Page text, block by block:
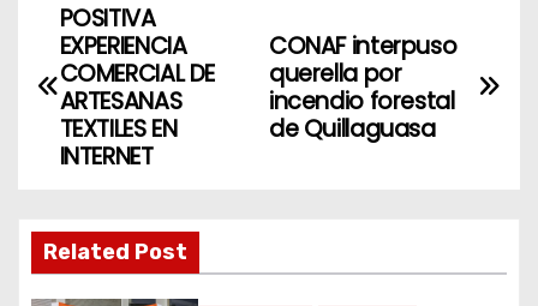
N
a
g
a
CONAF interpuso
querella por
incendio forestal
de Quillaguasa
POSITIVA
EXPERIENCIA
COMERCIAL DE
ARTESANAS
TEXTILES EN
INTERNET
Related Post